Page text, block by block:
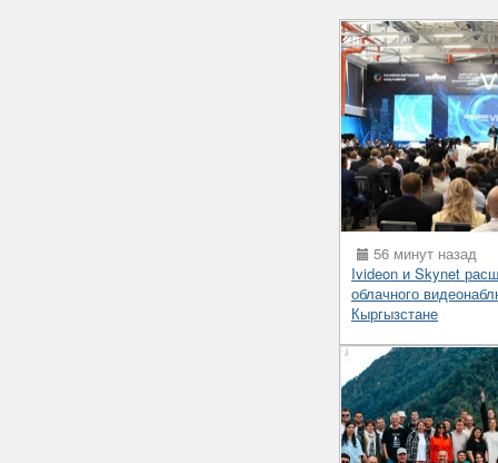
56 минут назад
Ivideon и Skynet
облачного
Кыргызстане